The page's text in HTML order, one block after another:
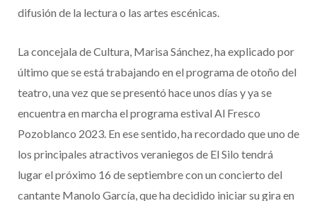
difusión de la lectura o las artes escénicas.
La concejala de Cultura, Marisa Sánchez, ha explicado por
último que se está trabajando en el programa de otoño del
teatro, una vez que se presentó hace unos días y ya se
encuentra en marcha el programa estival Al Fresco
Pozoblanco 2023. En ese sentido, ha recordado que uno de
los principales atractivos veraniegos de El Silo tendrá
lugar el próximo 16 de septiembre con un concierto del
cantante Manolo García, que ha decidido iniciar su gira en